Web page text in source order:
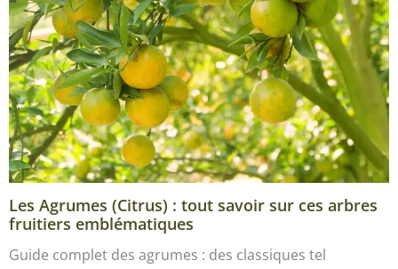
Les Agrumes (Citrus) : tout savoir sur ces arbres
fruitiers emblématiques
Guide complet des agrumes : des classiques tel